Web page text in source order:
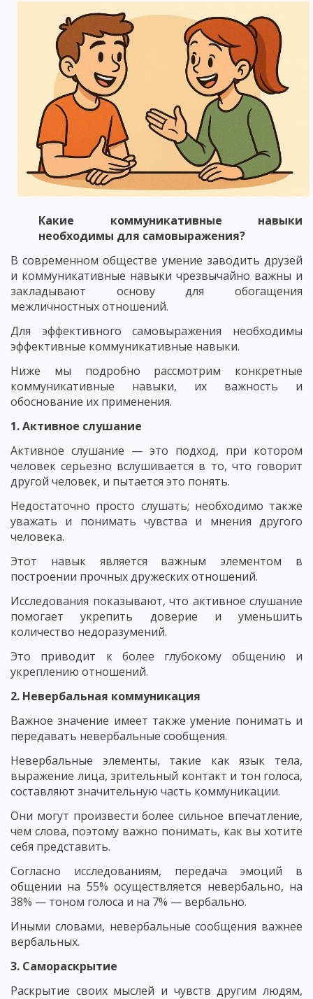
Какие коммуникативные навыки
необходимы для самовыражения?
В современном обществе умение заводить друзей
и коммуникативные навыки чрезвычайно важны и
закладывают основу для обогащения
межличностных отношений.
Для эффективного самовыражения необходимы
эффективные коммуникативные навыки.
Ниже мы подробно рассмотрим конкретные
коммуникативные навыки, их важность и
обоснование их применения.
1. Активное слушание
Активное слушание — это подход, при котором
человек серьезно вслушивается в то, что говорит
другой человек, и пытается это понять.
Недостаточно просто слушать; необходимо также
уважать и понимать чувства и мнения другого
человека.
Этот навык является важным элементом в
построении прочных дружеских отношений.
Исследования показывают, что активное слушание
помогает укрепить доверие и уменьшить
количество недоразумений.
Это приводит к более глубокому общению и
укреплению отношений.
2. Невербальная коммуникация
Важное значение имеет также умение понимать и
передавать невербальные сообщения.
Невербальные элементы, такие как язык тела,
выражение лица, зрительный контакт и тон голоса,
составляют значительную часть коммуникации.
Они могут произвести более сильное впечатление,
чем слова, поэтому важно понимать, как вы хотите
себя представить.
Согласно исследованиям, передача эмоций в
общении на 55% осуществляется невербально, на
38% — тоном голоса и на 7% — вербально.
Иными словами, невербальные сообщения важнее
вербальных.
3. Самораскрытие
Раскрытие своих мыслей и чувств другим людям,